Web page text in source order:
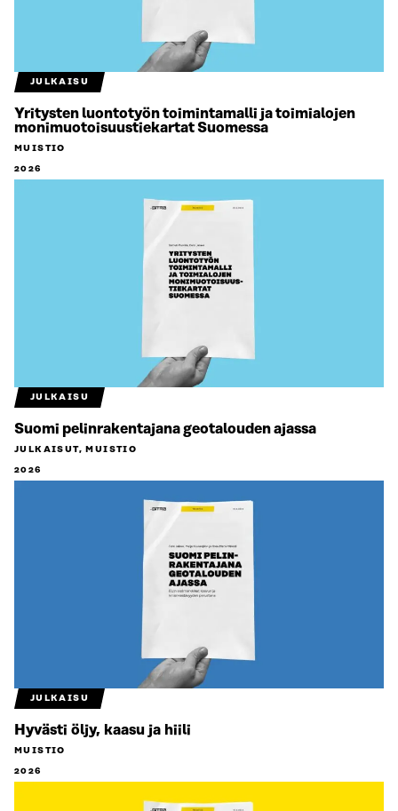
JULKAISU
Yritysten luontotyön toimintamalli ja toimialojen
monimuotoisuustiekartat Suomessa
MUISTIO
2026
JULKAISU
Suomi pelinrakentajana geotalouden ajassa
JULKAISUT, MUISTIO
2026
JULKAISU
Hyvästi öljy, kaasu ja hiili
MUISTIO
2026